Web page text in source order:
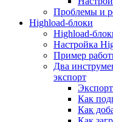
Проблемы и
Highload-блоки
Highload-
Настройка
Пример
Два
экспорт
Как
Как